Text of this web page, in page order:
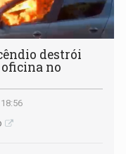
destrói
oficina no